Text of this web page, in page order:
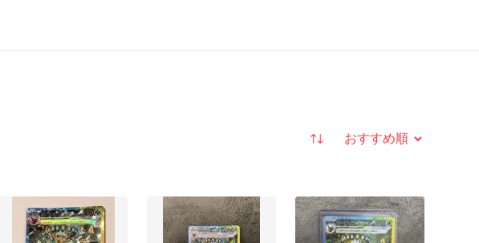
並び替え